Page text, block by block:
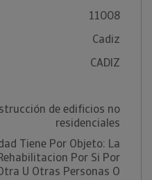
11008
Cadiz
CADIZ
de edificios no
residenciales
Tiene Por Objeto: La
Por Si Por
U Otras Personas O